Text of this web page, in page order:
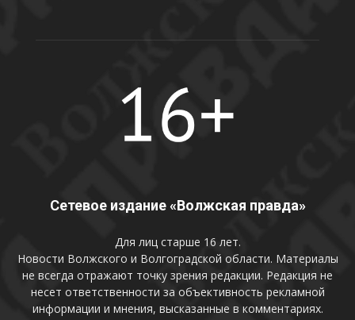
Сетевое издание «Волжская правда»
Для лиц старше 16 лет.
Новости Волжского и Волгоградской области. Материалы
не всегда отражают точку зрения редакции. Редакция не
несет ответственности за объективность рекламной
информации и мнения, высказанные в комментариях.